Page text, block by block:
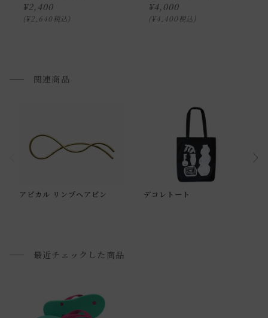
通常配送の場合、お品物は玄関前での引渡しとなります。
■ご不明な点やご希望がございましたら、お気軽にお問い合
小型商品の日時・時間指定について
¥2,400
¥2,640 税込
¥4,000
¥4,400 税込
関連商品
アピカル リンプヘアピン デコレトート
最近チェックした商品